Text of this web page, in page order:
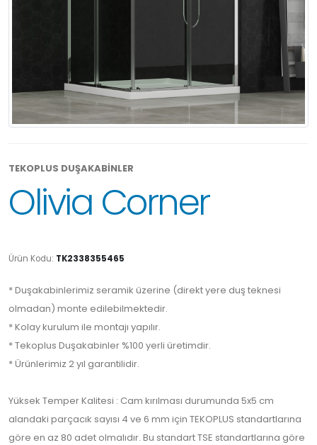
TEKOPLUS DUŞAKABİNLER
Olivia Corner
Ürün Kodu: TK2338355465
* Duşakabinlerimiz seramik üzerine (direkt yere duş teknesi
olmadan) monte edilebilmektedir.
* Kolay kurulum ile montajı yapılır.
* Tekoplus Duşakabinler %100 yerli üretimdir.
* Ürünlerimiz 2 yıl garantilidir.
Yüksek Temper Kalitesi : Cam kırılması durumunda 5x5 cm
alandaki parçacık sayısı 4 ve 6 mm için TEKOPLUS standartlarına
göre en az 80 adet olmalıdır. Bu standart TSE standartlarına göre